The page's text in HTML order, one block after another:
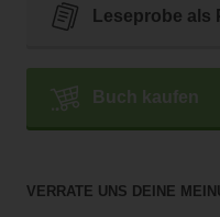
Leseprobe als
Buch kaufen
VERRATE UNS DEINE